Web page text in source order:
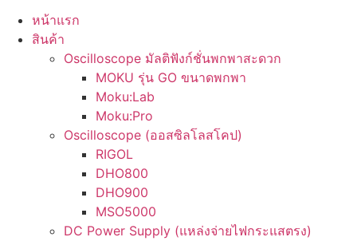
หน้าแรก
สินค้า
Oscilloscope มัลติฟังก์ชั่นพกพาสะดวก
MOKU รุ่น GO ขนาดพกพา
Moku:Lab
Moku:Pro
Oscilloscope (ออสซิลโลสโคป)
RIGOL
DHO800
DHO900
MSO5000
DC Power Supply (แหล่งจ่ายไฟกระแสตรง)